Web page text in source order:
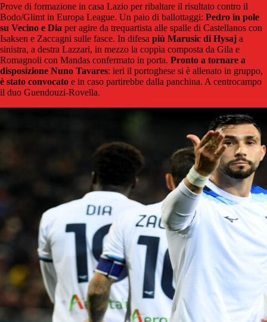
Prove di formazione in casa Lazio per ribaltare il risultato contro il
Bodo/Glimt in Europa League. Un paio di ballottaggi: Pedro in pole
su Vecino e Dia per agire da trequartista alle spalle di Castellanos con
Isaksen e Zaccagni sulle fasce. In difesa più Marusic di Hysaj a
sinistra, a destra Lazzari, in mezzo la coppia composta da Gila e
Romagnoli con Mandas confermato in porta. Pronto a tornare a
disposizione Nuno Tavares: ieri il portoghese si è allenato in gruppo,
è stato convocato e in caso partirebbe dalla panchina. A centrocampo
il duo Guendouzi-Rovella.